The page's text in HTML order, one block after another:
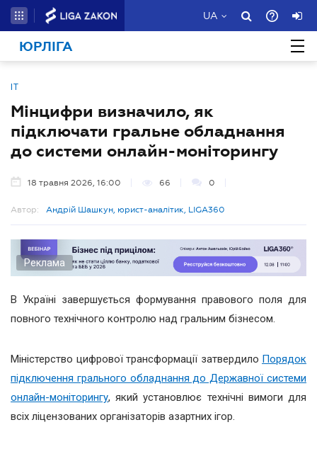
UA
ЮРЛІГА
ІТ
Мінцифри визначило, як
підключати гральне обладнання
до системи онлайн-моніторингу
18 травня 2026, 16:00 66 0
Автор: Андрій Шашкун, юрист-аналітик, LIGA360
Реклама
В Україні завершується формування правового поля для
повного технічного контролю над гральним бізнесом.
Міністерство цифрової трансформації затвердило Порядок
підключення грального обладнання до Державної системи
онлайн-моніторингу, який установлює технічні вимоги для
всіх ліцензованих організаторів азартних ігор.